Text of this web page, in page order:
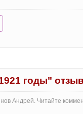
годы"
Андрей. Читайте